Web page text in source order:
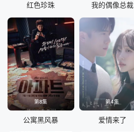
红色珍珠 我的偶像总裁
第8集
公寓黑风暴
第4集
爱情来了